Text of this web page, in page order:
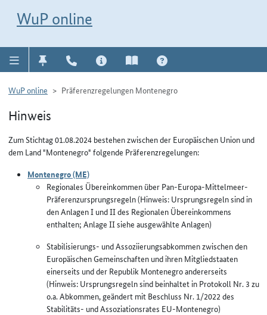
WuP online
WuP online Präferenzregelungen Montenegro
Hinweis
Zum Stichtag 01.08.2024 bestehen zwischen der Europäischen Union und
dem Land "Montenegro" folgende Präferenzregelungen:
Montenegro (ME)
Regionales Übereinkommen über Pan-Europa-Mittelmeer-
Präferenzursprungsregeln (Hinweis: Ursprungsregeln sind in
den Anlagen I und II des Regionalen Übereinkommens
enthalten; Anlage II siehe ausgewählte Anlagen)
Stabilisierungs- und Assoziierungsabkommen zwischen den
Europäischen Gemeinschaften und ihren Mitgliedstaaten
einerseits und der Republik Montenegro andererseits
(Hinweis: Ursprungsregeln sind beinhaltet in Protokoll Nr. 3 zu
o.a. Abkommen, geändert mit Beschluss Nr. 1/2022 des
Stabilitäts- und Assoziationsrates EU-Montenegro)